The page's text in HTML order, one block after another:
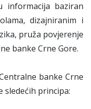
informacija baziran
dizajniranim i
pruža povjerenje
banke Crne Gore.
banke Crne
sledećih principa: